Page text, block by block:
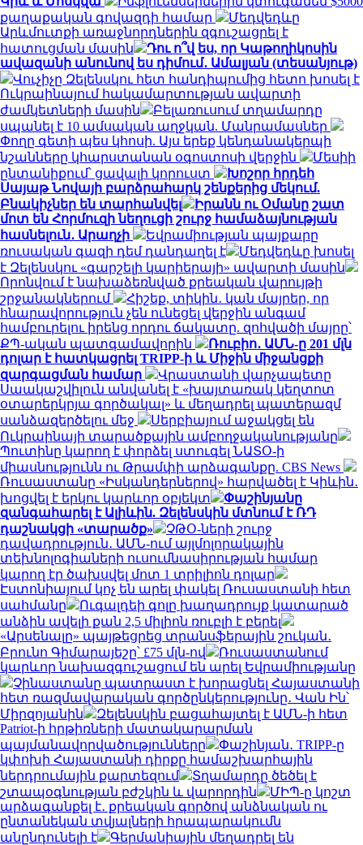
քաղաքական գովազդի համար
Մեդվեդևը
Արևմուտքի առաջնորդներին զգուշացրել է
հատուցման մասին
Դու ո՞վ ես, որ Կաթողիկոսին
ավազանի անունով ես դիմում․ Ամալյան (տեսանյութ)
Վուչիչը Զելենսկու հետ հանդիպումից հետո խոսել է
Ուկրաինայում հակամարտության ավարտի
ժամկետների մասին
Բելառուսում տղամարդը
սպանել է 10 ամսական աղջկան. Մանրամասներ
Փողը գետի պես կհոսի. Այս երեք կենդանակերպի
նշանները կհարստանան օգոստոսի վերջին
Մեսիի
ընտանիքում՝ ցավալի կորուստ
Խոշոր հրդեհ
Սայաթ Նովայի բարձրահարկ շենքերից մեկում.
Բնակիչներ են տարհանվել
Իրանն ու Օմանը շատ
մոտ են Հորմուզի նեղուցի շուրջ համաձայնության
հասնելուն․ Արաղչի
Եվրամիության պայքարը
ռուսական գազի դեմ դանդաղել է
Մեդվեդևը խոսել
է Զելենսկու «գարշելի կարիերայի» ավարտի մասին
Որոնվում է նախաձեռնված քրեական վարույթի
շրջանակներում
Հիշեք, տիկին․ կան մայրեր, որ
հնարավորություն չեն ունեցել վերջին անգամ
համբուրելու իրենց որդու ճակատը. զոհվածի մայրը՝
ՔՊ-ական պատգամավորին
Ռուբիո․ ԱՄՆ-ը 201 մլն
դոլար է հատկացրել TRIPP-ի և Միջին միջանցքի
զարգացման համար
Վրաստանի վարչապետը
Սաակաշվիլուն անվանել է «խայտառակ կեղտոտ
օտարերկրյա գործակալ» և մեղադրել պատերազմ
սանձազերծելու մեջ
Սերբիայում աջակցել են
Ուկրաինայի տարածքային ամբողջականությանը
Պուտինը կարող է փորձել ստուգել ՆԱՏՕ-ի
միասնությունն ու Թրամփի արձագանքը. CBS News
Ռուսաստանը «Իսկանդերներով» հարվածել է Կիևին․
խոցվել է երկու կարևոր օբյեկտ
Փաշինյանը
զանգահարել է Ալիևին. Զելենսկին մտնում է ՌԴ
դաշնակցի «տարածք»
ՉԹՕ-ների շուրջ
դավադրություն․ ԱՄՆ-ում այլմոլորակային
տեխնոլոգիաների ուսումնասիրության համար
կարող էր ծախսվել մոտ 1 տրիլիոն դոլար
Էստոնիայում կոչ են արել փակել Ռուսաստանի հետ
սահմանը
Ուգալդեի գոլը խաղադրույք կատարած
անձին ավելի քան 2,5 միլիոն ռուբլի է բերել
«Արսենալը» պայթեցրեց տրանսֆերային շուկան․
Բրունո Գիմարայեշը՝ £75 մլն-ով
Ռուսաստանում
կարևոր նախազգուշացում են արել Եվրամիությանը
Չինաստանը պատրաստ է խորացնել Հայաստանի
հետ ռազմավարական գործընկերությունը․ Վան Ին՝
Միրզոյանին
Զելենսկին բացահայտել է ԱՄՆ-ի հետ
Patriot-ի հրթիռների մատակարարման
պայմանավորվածությունները
Փաշինյան․ TRIPP-ը
կփոխի Հայաստանի դիրքը համաշխարհային
ներդրումային քարտեզում
Տղամարդը ծեծել է
շտապօգնության բժշկին և վարորդին
ՄԻՊ-ը կոշտ
արձագանքել է․ քրեական գործով անձնական ու
ընտանեկան տվյալների հրապարակումն
անընդունելի է
Գերմանիային մեղադրել են